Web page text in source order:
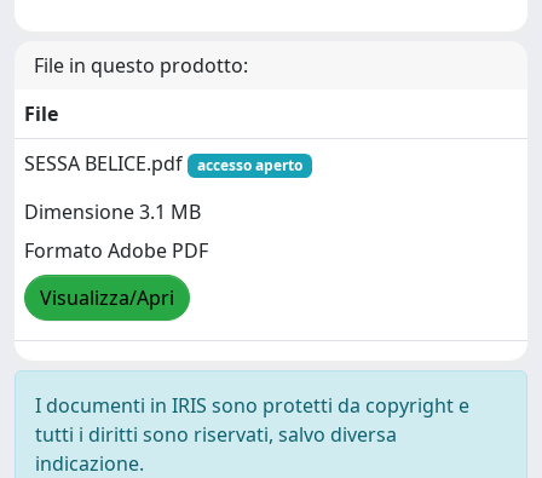
File in questo prodotto:
File
SESSA BELICE.pdf
accesso aperto
Dimensione 3.1 MB
Formato Adobe PDF
Visualizza/Apri
I documenti in IRIS sono protetti da copyright e
tutti i diritti sono riservati, salvo diversa
indicazione.